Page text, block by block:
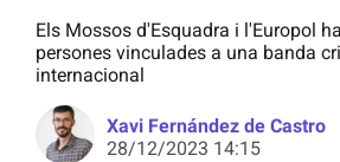
Els Mossos d'Esquadra i l'Europol
persones vinculades a una banda
internacional
Xavi Fernández de Castro
28/12/2023 14:15